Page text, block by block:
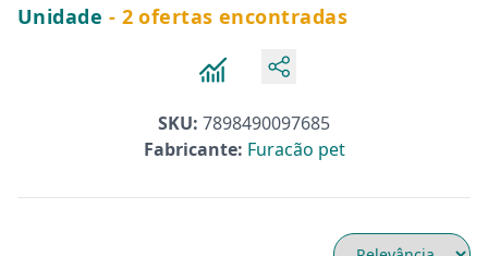
Unidade - 2 ofertas encontradas
SKU: 7898490097685
Fabricante: Furacão pet